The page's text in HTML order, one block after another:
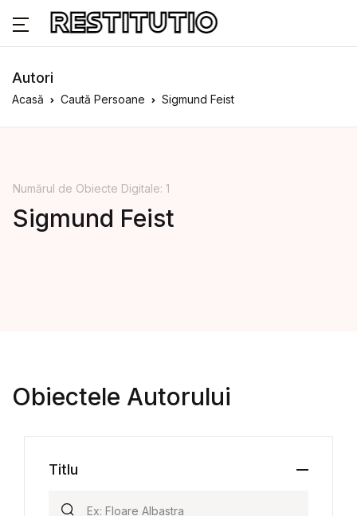
Autori
Acasă Caută Persoane Sigmund Feist
Numărul de Obiecte Digitale: 1
Sigmund Feist
Obiectele Autorului
Titlu